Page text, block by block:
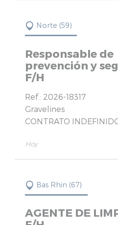
Norte (59)
Responsable de
prevención y
F/H
Ref.: 2026-18317
Gravelines
CONTRATO
Hoy
Bas Rhin (67)
AGENTE DE